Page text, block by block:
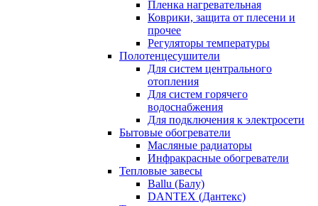
Пленка нагревательная
Коврики, защита от плесени и
прочее
Регуляторы температуры
Полотенцесушители
Для систем центрального
отопления
Для систем горячего
водоснабжения
Для подключения к электросети
Бытовые обогреватели
Масляные радиаторы
Инфракрасные обогреватели
Тепловые завесы
Ballu (Балу)
DANTEX (Дантекс)